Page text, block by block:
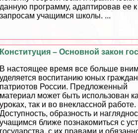
данную программу, адаптировав ее
запросам учащимся школы. ...
Конституция – Основной закон
В настоящее время все больше
уделяется воспитанию юных
патриотов России. Предложенный
материал может быть использован
уроках, так и во внеклассной работе.
Доступность, образность и
учащимся ближе познакомиться с